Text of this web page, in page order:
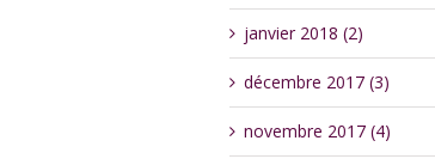
janvier 2018 (2)
décembre 2017 (3)
novembre 2017 (4)